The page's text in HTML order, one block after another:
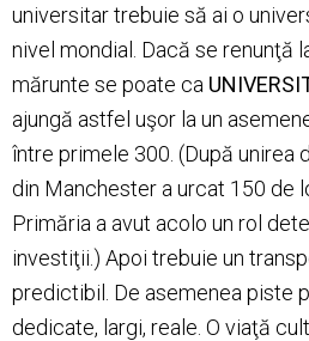
universitar trebuie să ai o
nivel mondial. Dacă se renunţă
mărunte se poate ca
ajungă astfel uşor la un
între primele 300. (După unirea
din Manchester a urcat 150 de
Primăria a avut acolo un rol
investiţii.) Apoi trebuie un
predictibil. De asemenea piste
dedicate, largi, reale. O viaţă